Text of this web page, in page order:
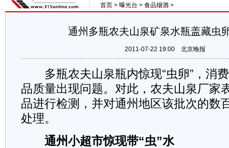
首页 > 曝光台 > 食品烟酒 >
通州多瓶农夫山泉矿泉水瓶盖藏虫
2011-07-22 19:00 北京晚报
多瓶农夫山泉瓶内惊现“虫卵”，消
品质量出现问题。对此，农夫山泉厂家
品进行检测，并对通州地区该批次的数
处理。
通州小超市惊现带“虫”水